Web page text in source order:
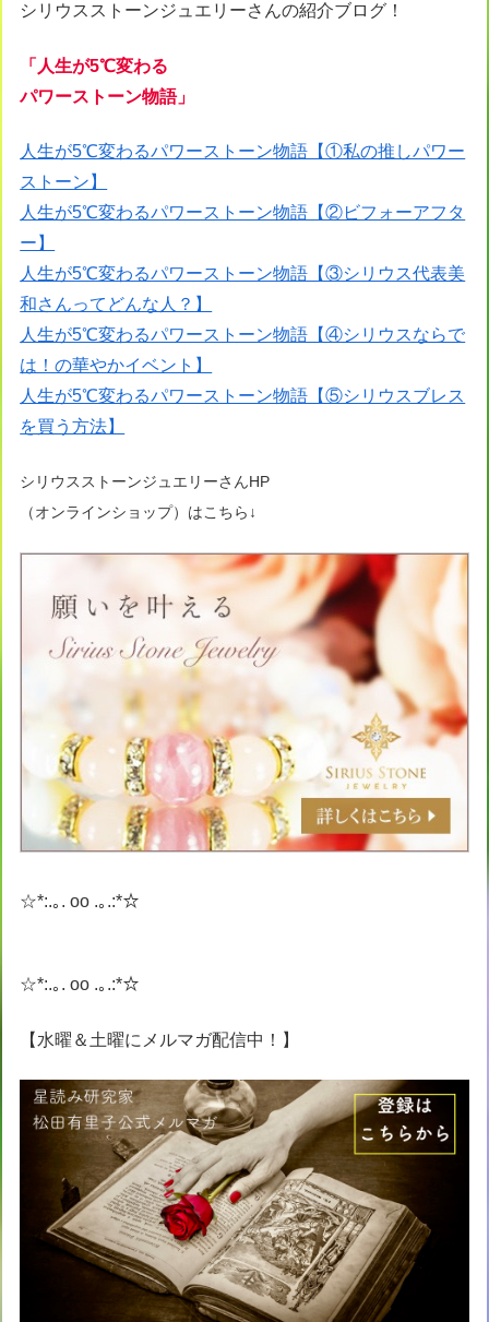
シリウスストーンジュエリーさんの紹介ブログ！
「人生が5℃変わる
パワーストーン物語」
人生が5℃変わるパワーストーン物語【①私の推しパワー
ストーン】
人生が5℃変わるパワーストーン物語【②ビフォーアフタ
ー】
人生が5℃変わるパワーストーン物語【③シリウス代表美
和さんってどんな人？】
人生が5℃変わるパワーストーン物語【④シリウスならで
は！の華やかイベント】
人生が5℃変わるパワーストーン物語【⑤シリウスブレス
を買う方法】
シリウスストーンジュエリーさんHP
（オンラインショップ）はこちら↓
☆*:.｡. oo .｡.:*☆
☆*:.｡. oo .｡.:*☆
【水曜＆土曜にメルマガ配信中！】